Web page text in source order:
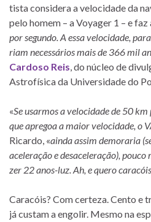
tista con­si­dera a ve­lo­ci­dade da
pelo ho­mem – a Voyager 1 – e faz
por se­gundo. A essa ve­lo­ci­dade,
riam ne­ces­sá­rios mais de 366 mil
Cardoso Reis, do nú­cleo de
Astrofísica da Universidade do
«Se usar­mos a ve­lo­ci­dade de 50
que apre­goa a maior ve­lo­ci­dade, o
Ricardo, «ainda as­sim de­mo­ra­ria
ace­le­ra­ção e de­sa­ce­le­ra­ção),
zer 22 anos-luz. Ah, e quero
Caracóis? Com cer­teza. Cento e
já cus­tam a en­go­lir. Mesmo na